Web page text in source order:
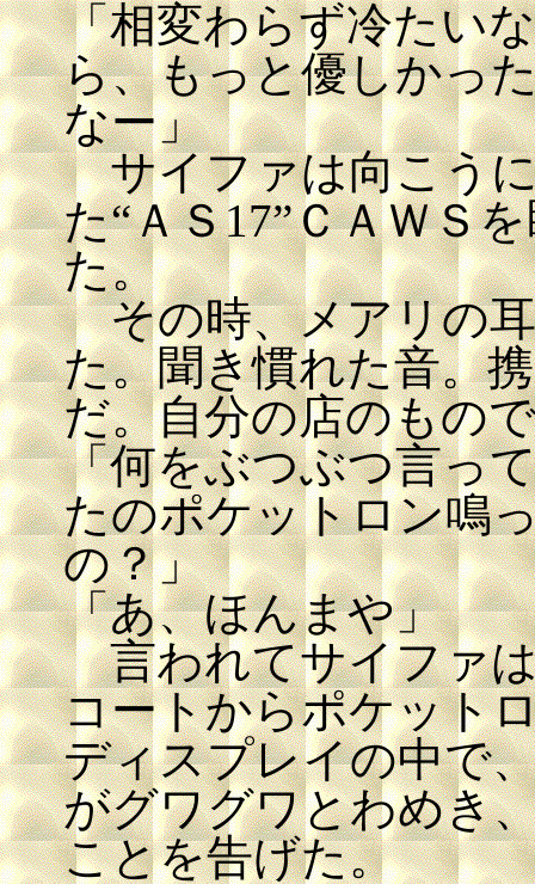
「相変わらず冷たい
ら、もっと優しかっ
なー」
サイファは向こうに
た“ＡＳ17”ＣＡＷＳ
た。
その時、メアリの耳
た。聞き慣れた音。
だ。自分の店のもの
「何をぶつぶつ言っ
たのポケットロン鳴
の？」
「あ、ほんまや」
言われてサイファは
コートからポケット
ディスプレイの中で
がグワグワとわめき
ことを告げた。